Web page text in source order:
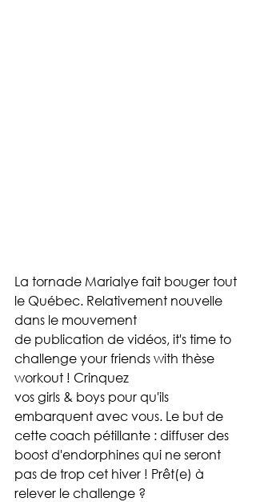
La tornade Marialye fait bouger tout
le Québec. Relativement nouvelle
dans le mouvement
de publication de vidéos, it's time to
challenge your friends with thèse
workout ! Crinquez
vos girls & boys pour qu'ils
embarquent avec vous. Le but de
cette coach pétillante : diffuser des
boost d'endorphines qui ne seront
pas de trop cet hiver ! Prêt(e) à
relever le challenge ?